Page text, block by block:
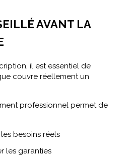
AVANT LA
il est essentiel de
couvre réellement un
professionnel permet de
besoins réels
les garanties